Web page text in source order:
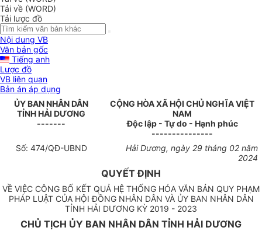
Tải về (WORD)
Tải lược đồ
Nội dung VB
Văn bản gốc
Tiếng anh
Lược đồ
VB liên quan
Bản án áp dụng
ỦY BAN NHÂN DÂN
TỈNH HẢI DƯƠNG
-------
CỘNG HÒA XÃ HỘI CHỦ NGHĨA VIỆT
NAM
Độc lập - Tự do - Hạnh phúc
---------------
Số: 474/QĐ-UBND
Hải Dương, ngày 29 tháng 02 năm
2024
QUYẾT ĐỊNH
VỀ VIỆC CÔNG BỐ KẾT QUẢ HỆ THỐNG HÓA VĂN BẢN QUY PHẠM
PHÁP LUẬT CỦA HỘI ĐỒNG NHÂN DÂN VÀ ỦY BAN NHÂN DÂN
TỈNH HẢI DƯƠNG KỲ 2019 - 2023
CHỦ TỊCH ỦY BAN NHÂN DÂN TỈNH HẢI DƯƠNG